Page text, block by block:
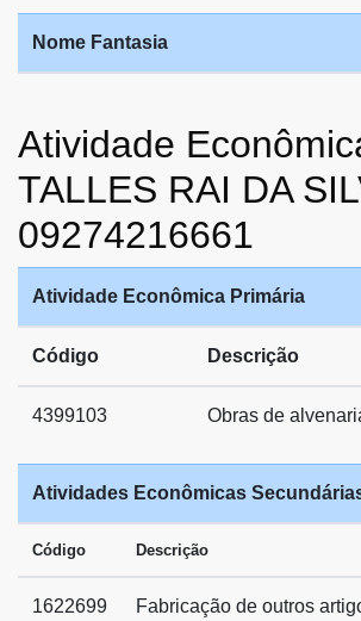
Nome Fantasia
Atividade
TALLES RAI DA
09274216661
Atividade Econômica Primária
Código Descrição
4399103 Obras de
Atividades Econômicas
Código Descrição
1622699
Fabricação de outros